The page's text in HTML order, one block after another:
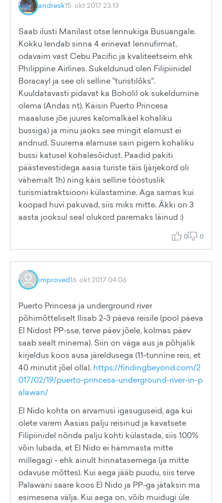
andresk15. okt 2017 23:13
Saab ilusti Manilast otse lennukiga Busuangale.
Kokku lendab sinna 4 erinevat lennufirmat,
odavaim vast Cebu Pacific ja kvaliteetseim ehk
Philippine Airlines. Sukeldunud olen Filipiinidel
Boracayl ja see oli selline "turistilõks".
Kuuldatavasti pidavat ka Boholil ok sukeldumine
olema (Andas nt). Käisin Puerto Princesa
maaaluse jõe juures ka(omalkäel kohaliku
bussiga) ja minu jaoks see mingit elamust ei
andnud. Suurema elamuse sain pigem kohaliku
bussi katusel kohalesõidust. Paadid pakiti
päästevestidega aasia turiste täis (järjekord oli
vähemalt 1h) ning käis selline tööstuslik
turismiatraktsiooni külastamine. Aga samas kui
koopad huvi pakuvad, siis miks mitte. Äkki on 3
aasta jooksul seal olukord paremaks läinud :)
0 0
improved16. okt 2017 04:06
Puerto Princesa ja underground river
põhimõtteliselt llisab 2-3 päeva reisile (pool päeva
El Nidost PP-sse, terve päev jõele, kolmas päev
saab sealt minema). Siin on väga aus ja põhjalik
kirjeldus koos ausa järeldusega (11-tunnine reis, et
40 minutit jõel olla). https://findingbeyond.com/2
017/02/19/puerto-princesa-underground-river-in-p
alawan/
El Nido kohta on arvamusi igasuguseid, aga kui
olete varem Aasias palju reisinud ja kavatsete
Filipiinidel nõnda palju kohti külastada, siis 100%
võin lubada, et El Nido ei hämmasta mitte
millegagi - ehk ainult hinnatasemega (ja mitte
odavuse mõttes). Kui aega jääb puudu, siis terve
Palawani saare koos El Nido ja PP-ga jätaksin ma
esimesena välja. Kui aega on, võib muidugi üle